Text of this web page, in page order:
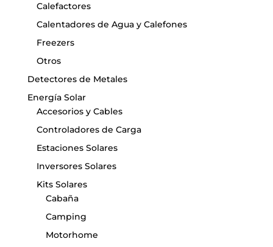
Calefactores
Calentadores de Agua y Calefones
Freezers
Otros
Detectores de Metales
Energía Solar
Accesorios y Cables
Controladores de Carga
Estaciones Solares
Inversores Solares
Kits Solares
Cabaña
Camping
Motorhome